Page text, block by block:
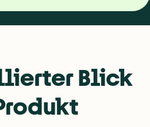
Blick